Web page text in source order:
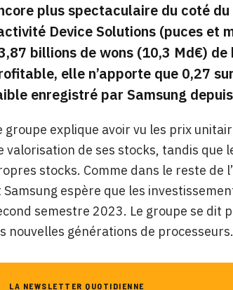
plus spectaculaire du coté
Device Solutions (puces et
billions de wons (10,3 Md€)
elle n’apporte que 0,27
enregistré par Samsung
groupe explique avoir vu les prix
valorisation de ses stocks, tandis que
stocks. Comme dans le reste de
Samsung espère que les
semestre 2023. Le groupe se dit
nouvelles générations de processeurs.
LA NEWSLETTER QUOTIDIENNE